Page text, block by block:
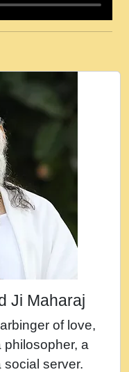
पहच दय! मह जन
2020
में हूँ । 2018 -
रख क, नल रव त
जाते हैं ।
Ji
न रझद फर! shri
करम क !!!! मह दद
ravinandan
Ji Maharaj
of love,
a
social server.